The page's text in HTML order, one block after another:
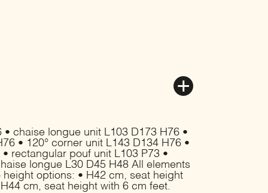
chaise longue unit L103 D173 H76 •
• 120° corner unit L143 D134 H76 •
rectangular pouf unit L103 P73 •
longue L30 D45 H48 All elements
options: • H42 cm, seat height
cm, seat height with 6 cm feet.